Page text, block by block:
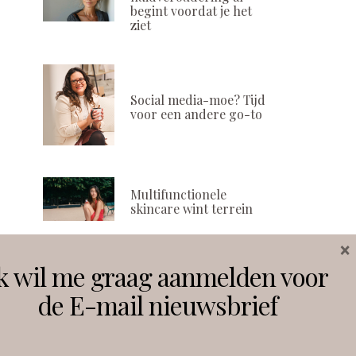
begint voordat je het
ziet
Social media-moe? Tijd
voor een andere go-to
Multifunctionele
skincare wint terrein
Volg ons
wil me graag aanmelden voor
de E-mail nieuwsbrief
×